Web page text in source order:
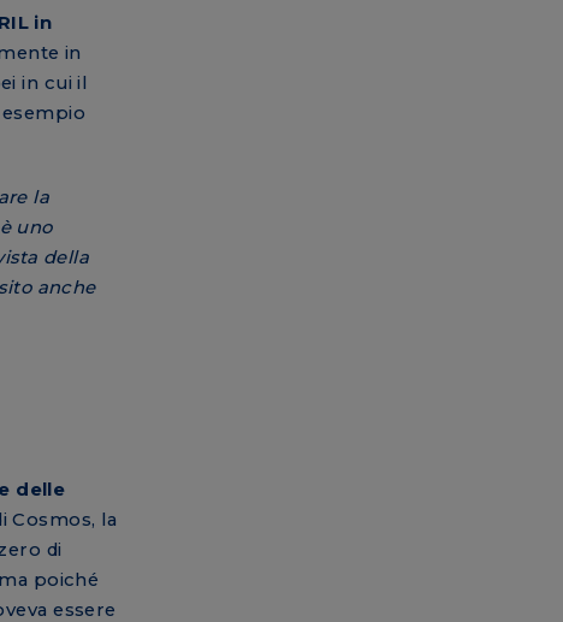
in
in
in cui il
la
uno
della
anche
delle
Cosmos, la
di
poiché
essere